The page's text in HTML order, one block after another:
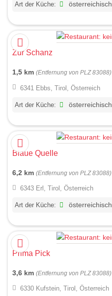
Art der Küche: österreichisch
Zur Schanz
1,5 km (Entfernung von PLZ 83088)
6341 Ebbs, Tirol, Österreich
Art der Küche: österreichisch
Blaue Quelle
6,2 km (Entfernung von PLZ 83088)
6343 Erl, Tirol, Österreich
Art der Küche: österreichisch
Prima Pick
3,6 km (Entfernung von PLZ 83088)
6330 Kufstein, Tirol, Österreich